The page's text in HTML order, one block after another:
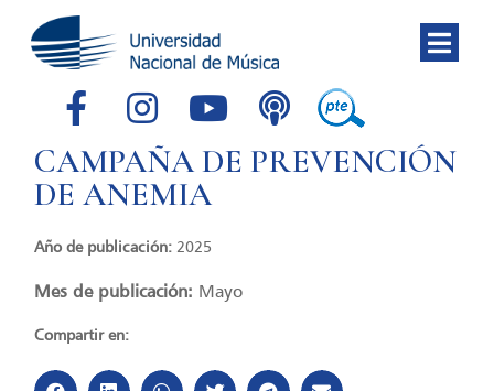
CAMPAÑA DE PREVENCIÓN
DE ANEMIA
Año de publicación: 2025
Mes de publicación: Mayo
Compartir en: